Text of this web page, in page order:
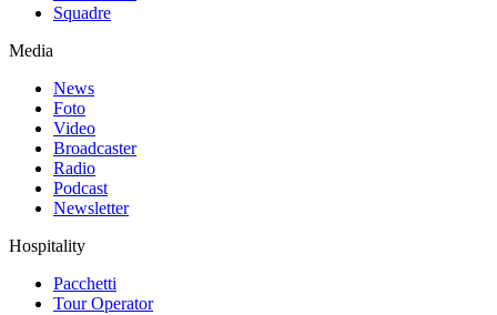
Squadre
Media
News
Foto
Video
Broadcaster
Radio
Podcast
Newsletter
Hospitality
Pacchetti
Tour Operator